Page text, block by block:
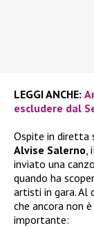
LEGGI ANCHE:
escludere dal
Ospite in diretta
Alvise Salerno,
inviato una
quando ha
artisti in gara. Al
che ancora non
importante: